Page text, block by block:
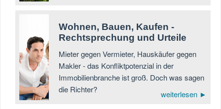
Wohnen, Bauen, Kaufen -
Rechtsprechung und Urteile
Mieter gegen Vermieter, Hauskäufer gegen
Makler - das Konfliktpotenzial in der
Immobilienbranche ist groß. Doch was sagen
die Richter?
weiterlesen ►